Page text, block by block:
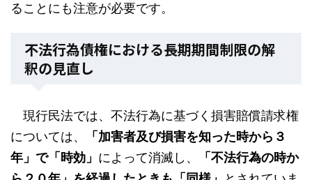
ることにも注意が必要です。
不法行為債権における長期期間制限の解
釈の見直し
現行民法では、不法行為に基づく損害賠償請求権
については、
「加害者及び損害を知った時から３
年」で「時効」 によって消滅し、
「不法行為の時か